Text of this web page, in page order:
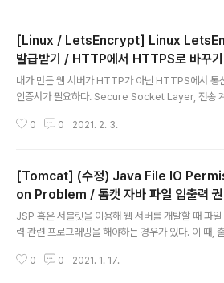
매니저를 통해 설치하여 SSL 인증서를 발급받는 방
etsencrypt를 설치해주자. $ apt-get update -
en..
[Linux / LetsEncrypt] Linux
발급받기 / HTTP에서 HTTPS로 바꾸기
내가 만든 웹 서버가 HTTP가 아닌 HTTPS에서 통
인증서가 필요하다. Secure Socket Layer, 전송
P의 취약한 해킹을 보안하기 위해 SSL을 이용함으로
위해서는 HTTPS가 필요하다. 유료 HTTPS의 경우
같은 학생 개발자나 간단한 개발에서는 굳이 돈을 내
LetsEncrypt를 이용해 SSL 인증서를 무료로 발급받
0 0 2021. 2. 3.
[Tomcat] (수정) Java File IO
on Problem / 톰캣 자바 파일 입출력
문제
JSP 혹은 서블릿을 이용해 웹 서버를 개발할 때 파일
력 관련 프로그래밍을 해야하는 경우가 있다. 이 때,
게시글에 작성할 문제의 경우, 파일을 생성할 때는 정
0 0 2021. 1. 17.